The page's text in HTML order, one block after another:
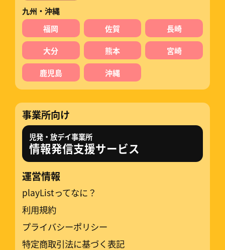
九州・沖縄
福岡
佐賀 長崎
大分 熊本 宮崎
鹿児島 沖縄
事業所向け
児発・放デイ事業所
情報発信支援サービス
運営情報
playListってなに？
利用規約
プライバシーポリシー
特定商取引法に基づく表記